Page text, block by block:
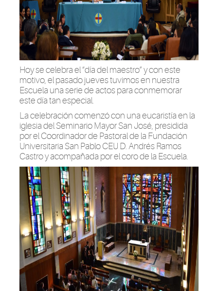
Hoy se celebra el “día del maestro” y con este
motivo, el pasado jueves tuvimos en nuestra
Escuela una serie de actos para conmemorar
este día tan especial.
La celebración comenzó con una eucaristía en la
iglesia del Seminario Mayor San José, presidida
por el Coordinador de Pastoral de la Fundación
Universitaria San Pablo CEU D. Andrés Ramos
Castro y acompañada por el coro de la Escuela.